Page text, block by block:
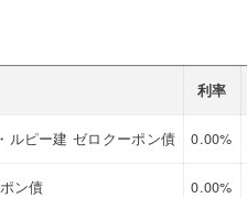
利率
ルピー建 ゼロクーポン債 0.00%
ン債 0.00%